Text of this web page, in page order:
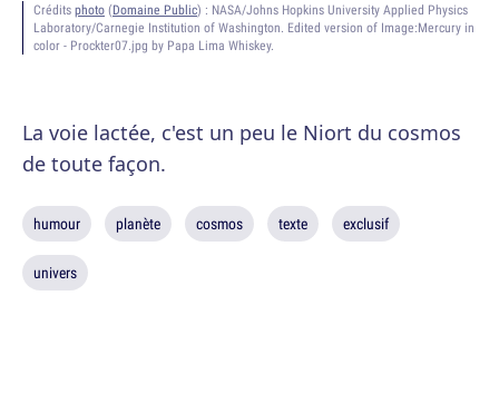
Crédits photo (Domaine Public) : NASA/Johns Hopkins University Applied Physics
Laboratory/Carnegie Institution of Washington. Edited version of Image:Mercury in
color - Prockter07.jpg by Papa Lima Whiskey.
La voie lactée, c'est un peu le Niort du cosmos
de toute façon.
humour planète cosmos texte exclusif
univers